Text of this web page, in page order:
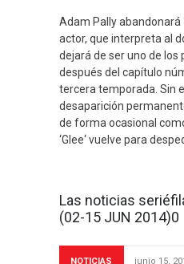
Adam Pally abandonará
actor, que interpreta al
dejará de ser uno de los
después del capítulo
tercera temporada. Sin
desaparición
de forma ocasional
‘Glee‘ vuelve para
Las noticias
(02-15 JUN 2014)0
NOTICIAS junio 15,